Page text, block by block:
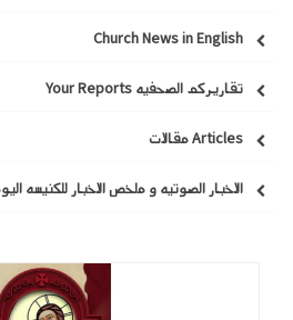
Church News in English
تقاريركم الصحفيه Your Reports
Articles مقالات
الاخبار الصوتيه و ملخص الاخبار للكنيسه